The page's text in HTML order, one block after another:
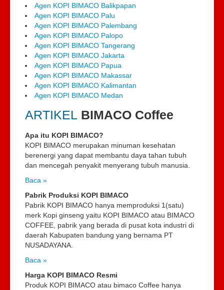
Agen KOPI BIMACO Balikpapan
Agen KOPI BIMACO Palu
Agen KOPI BIMACO Palembang
Agen KOPI BIMACO Palopo
Agen KOPI BIMACO Tangerang
Agen KOPI BIMACO Jakarta
Agen KOPI BIMACO Papua
Agen KOPI BIMACO Makassar
Agen KOPI BIMACO Kalimantan
Agen KOPI BIMACO Medan
ARTIKEL BIMACO Coffee
Apa itu KOPI BIMACO?
KOPI BIMACO merupakan minuman kesehatan
berenergi yang dapat membantu daya tahan tubuh
dan mencegah penyakit menyerang tubuh manusia.
Baca »
Pabrik Produksi KOPI BIMACO
Pabrik KOPI BIMACO hanya memproduksi 1(satu)
merk Kopi ginseng yaitu KOPI BIMACO atau BIMACO
COFFEE, pabrik yang berada di pusat kota industri di
daerah Kabupaten bandung yang bernama PT
NUSADAYANA.
Baca »
Harga KOPI BIMACO Resmi
Produk KOPI BIMACO atau bimaco Coffee hanya